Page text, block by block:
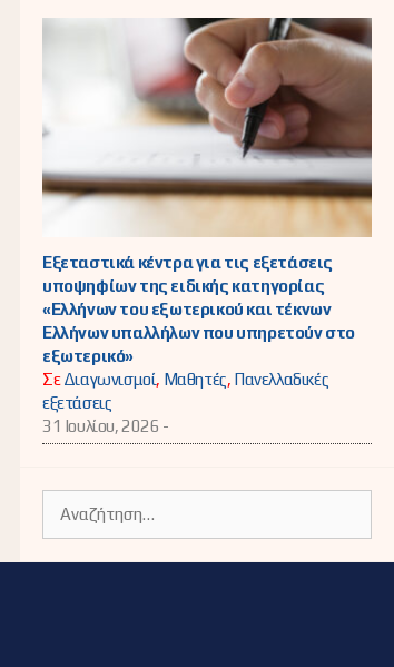
Εξεταστικά κέντρα για τις εξετάσεις
υποψηφίων της ειδικής κατηγορίας
«Ελλήνων του εξωτερικού και τέκνων
Ελλήνων υπαλλήλων που υπηρετούν στο
εξωτερικό»
ΣεΔιαγωνισμοί, Μαθητές, Πανελλαδικές
εξετάσεις
31 Ιουλίου, 2026 -
για: